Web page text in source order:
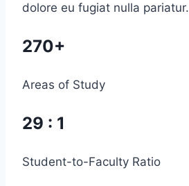
dolore eu fugiat nulla pariatur.
270+
Areas of Study
29 : 1
Student-to-Faculty Ratio